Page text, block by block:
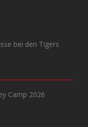
bei den Tigers
Camp 2026